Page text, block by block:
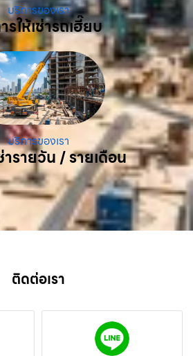
บริการของเรา
รให้เช่ารถเฮี๊ยบ
บริการของเรา
ารายวัน / รายเดือน
ติดต่อเรา